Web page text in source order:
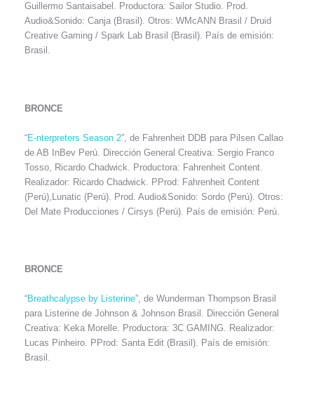
Guillermo Santaisabel. Productora: Sailor Studio. Prod.
Audio&Sonido: Canja (Brasil). Otros: WMcANN Brasil / Druid
Creative Gaming / Spark Lab Brasil (Brasil). País de emisión:
Brasil.
BRONCE
“E-nterpreters Season 2”, de Fahrenheit DDB para Pilsen Callao
de AB InBev Perú. Dirección General Creativa: Sergio Franco
Tosso, Ricardo Chadwick. Productora: Fahrenheit Content.
Realizador: Ricardo Chadwick. PProd: Fahrenheit Content
(Perú),Lunatic (Perú). Prod. Audio&Sonido: Sordo (Perú). Otros:
Del Mate Producciones / Cirsys (Perú). País de emisión: Perú.
BRONCE
“Breathcalypse by Listerine”, de Wunderman Thompson Brasil
para Listerine de Johnson & Johnson Brasil. Dirección General
Creativa: Keka Morelle. Productora: 3C GAMING. Realizador:
Lucas Pinheiro. PProd: Santa Edit (Brasil). País de emisión:
Brasil.